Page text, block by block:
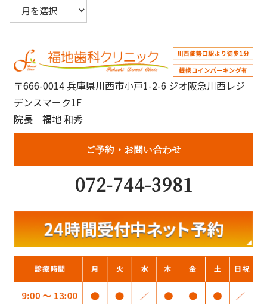
ー
カ
ブ
〒666-0014 兵庫県川西市小戸1-2-6 ジオ阪急川西レジ
デンスマーク1F
院長 福地 和秀
ご予約 お問い合わせ
072-744-3981